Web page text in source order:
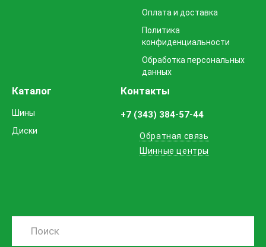
Оплата и доставка
Политика
конфиденциальности
Обработка персональных
данных
Каталог
Шины
Диски
Контакты
+7 (343) 384-57-44
Обратная связь
Шинные центры